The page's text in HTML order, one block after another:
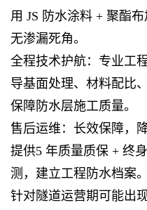
用 JS 防水涂料 + 聚酯
无渗漏死角。
全程技术护航：专业工
导基面处理、材料配比
保障防水层施工质量。
售后运维：长效保障，
提供5 年质量质保 + 终
测，建立工程防水档案。
针对隧道运营期可能出